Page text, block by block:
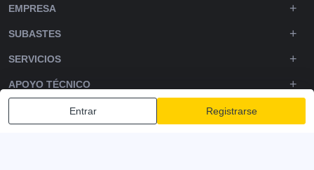
Entrar Registrarse
EMPRESA
SUBASTES
SERVICIOS
APOYO TÉCNICO
DOWNLOADS